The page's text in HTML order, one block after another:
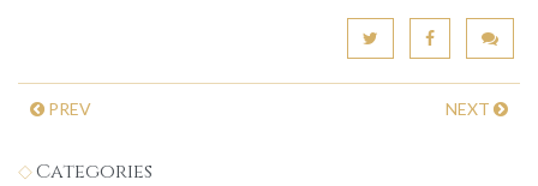
PREV NEXT
Categories